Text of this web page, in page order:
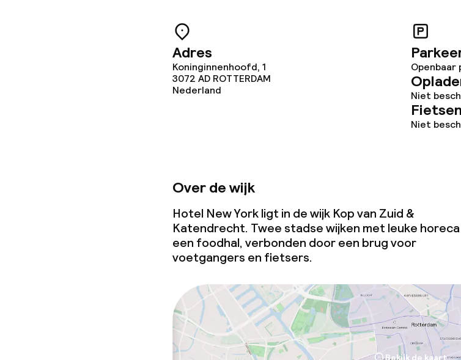
Vergaderruimte
Adres
Koninginnenhoofd, 1
3072 AD ROTTERDAM
Nederland
Openbaar
Niet
Niet
Over de wijk
Hotel New York ligt in de wijk Kop van Zuid &
Katendrecht. Twee stadse wijken met leuke
een foodhal, verbonden door een brug voor
voetgangers en fietsers.
Bekijk de kaart